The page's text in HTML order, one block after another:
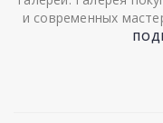
и современных